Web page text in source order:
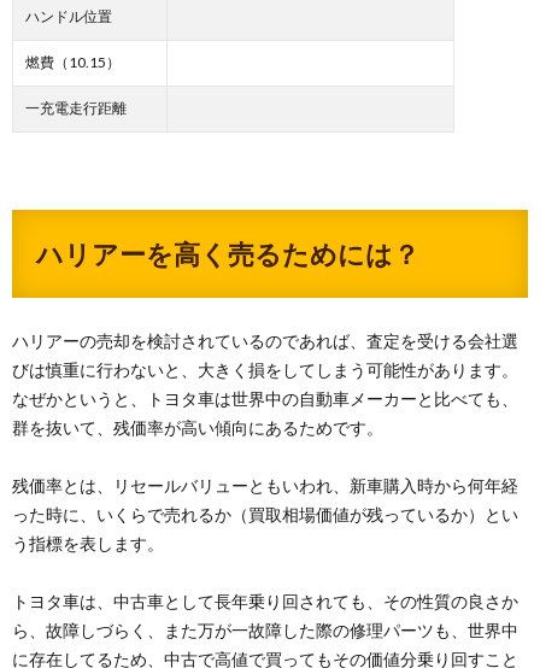
ハンドル位置
燃費（10.15）
一充電走行距離
ハリアーを高く売るためには？
ハリアーの売却を検討されているのであれば、査定を受ける会社選
びは慎重に行わないと、大きく損をしてしまう可能性があります。
なぜかというと、トヨタ車は世界中の自動車メーカーと比べても、
群を抜いて、残価率が高い傾向にあるためです。
残価率とは、リセールバリューともいわれ、新車購入時から何年経
った時に、いくらで売れるか（買取相場価値が残っているか）とい
う指標を表します。
トヨタ車は、中古車として長年乗り回されても、その性質の良さか
ら、故障しづらく、また万が一故障した際の修理パーツも、世界中
に存在してるため、中古で高値で買ってもその価値分乗り回すこと